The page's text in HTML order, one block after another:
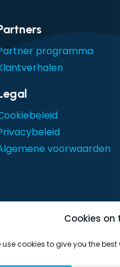
Cookies on
use cookies to give you the
programma
voorwaarden